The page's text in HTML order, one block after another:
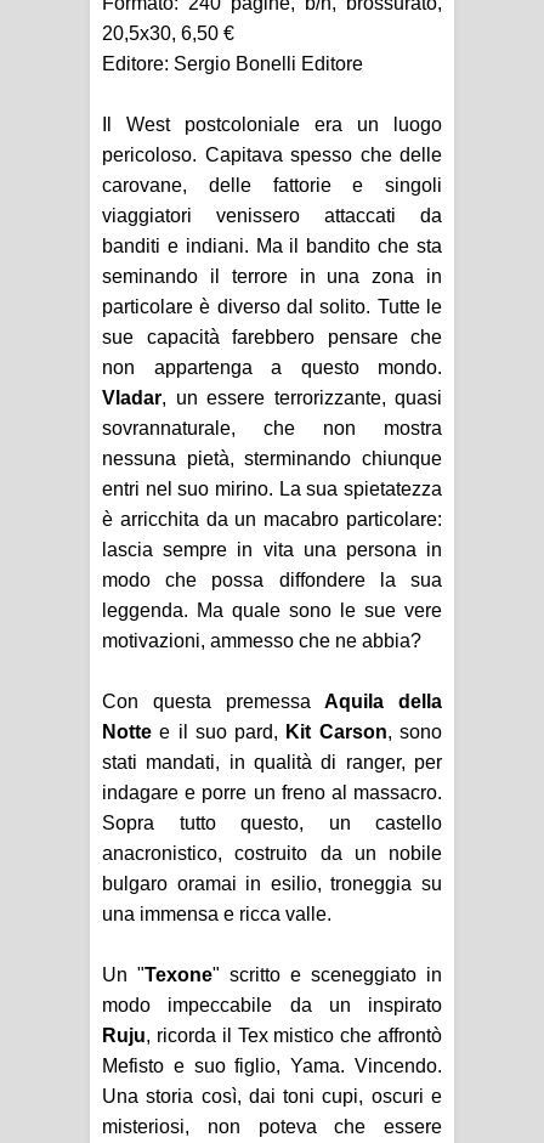
Focus: Il Phantom di Sy Barry -
Recensione: Matana 3
20,5x30, 6,50 €
Editore: Sergio Bonelli Editore
Il West postcoloniale era un luogo
pericoloso. Capitava spesso che delle
carovane, delle fattorie e singoli
viaggiatori venissero attaccati da
banditi e indiani. Ma il bandito che sta
seminando il terrore in una zona in
particolare è diverso dal solito. Tutte le
sue capacità farebbero pensare che
non appartenga a questo mondo.
Vladar, un essere terrorizzante, quasi
sovrannaturale, che non mostra
nessuna pietà, sterminando chiunque
entri nel suo mirino. La sua spietatezza
è arricchita da un macabro particolare:
lascia sempre in vita una persona in
modo che possa diffondere la sua
leggenda. Ma quale sono le sue vere
motivazioni, ammesso che ne abbia?
Con questa premessaAquila della
Notte e il suo pard, Kit Carson, sono
stati mandati, in qualità di ranger, per
indagare e porre un freno al massacro.
Sopra tutto questo, un castello
anacronistico, costruito da un nobile
bulgaro oramai in esilio, troneggia su
una immensa e ricca valle.
Un "Texone" scritto e sceneggiato in
modo impeccabile da un inspirato
Ruju, ricorda il Tex mistico che affrontò
Mefisto e suo figlio, Yama. Vincendo.
Una storia così, dai toni cupi, oscuri e
misteriosi, non poteva che essere